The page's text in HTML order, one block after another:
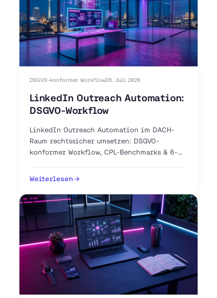
DSGVO-konformer Workflow28. Juli 2026
LinkedIn Outreach Automation:
DSGVO-Workflow
LinkedIn Outreach Automation im DACH-
Raum rechtssicher umsetzen: DSGVO-
konformer Workflow, CPL-Benchmarks & 6-
aufsetzen.
Weiterlesen